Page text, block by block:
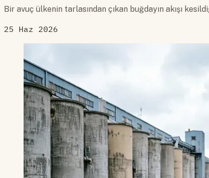
Bir avuç ülkenin tarlasından çıkan buğdayın akışı
25 Haz 2026